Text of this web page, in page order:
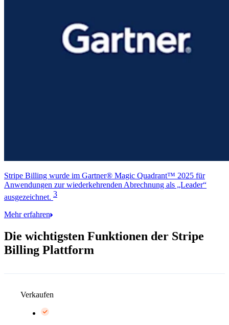
Stripe Billing wurde im Gartner® Magic Quadrant™ 2025 für
Anwendungen zur wiederkehrenden Abrechnung als „Leader“
ausgezeichnet. 3
Mehr erfahren
Die wichtigsten Funktionen der Stripe
Billing Plattform
Verkaufen